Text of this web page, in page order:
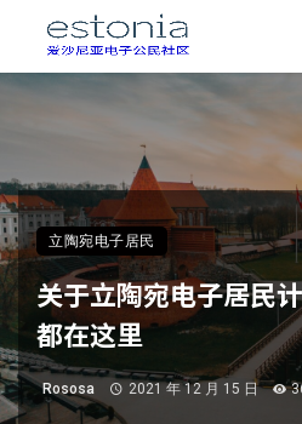
立陶宛电子居民
关于立陶宛电子居民
都在这里
Rososa 2021 年 12 月 15 日